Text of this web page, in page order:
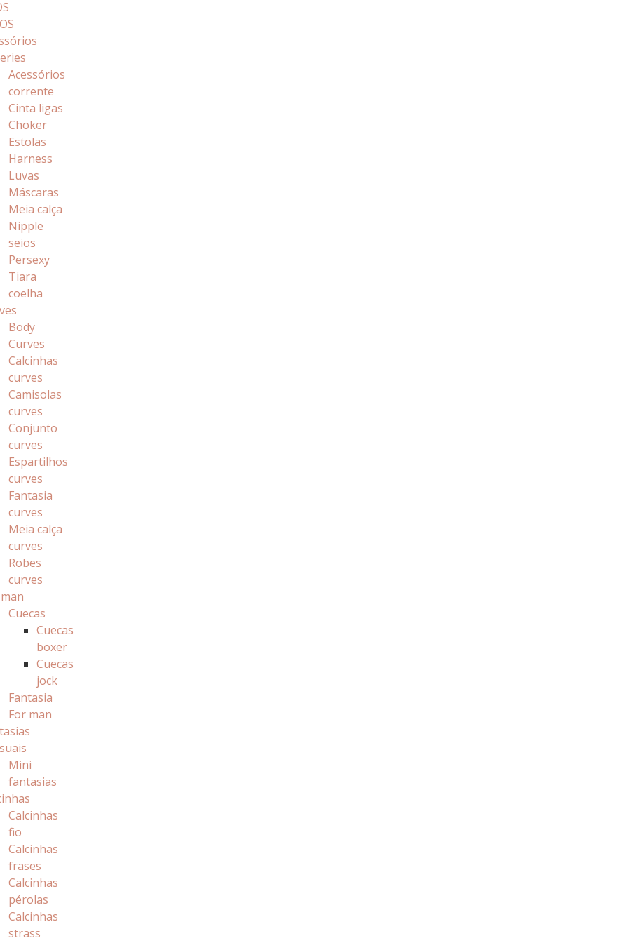
Acessórios
corrente
Cinta ligas
Choker
Estolas
Harness
Luvas
Máscaras
Meia calça
Nipple
seios
Persexy
Tiara
coelha
Body
Curves
Calcinhas
curves
Camisolas
curves
Conjunto
curves
Espartilhos
curves
Fantasia
curves
Meia calça
curves
Robes
curves
Cuecas
Cuecas
boxer
Cuecas
jock
Fantasia
For man
Mini
fantasias
Calcinhas
fio
Calcinhas
frases
Calcinhas
pérolas
Calcinhas
strass